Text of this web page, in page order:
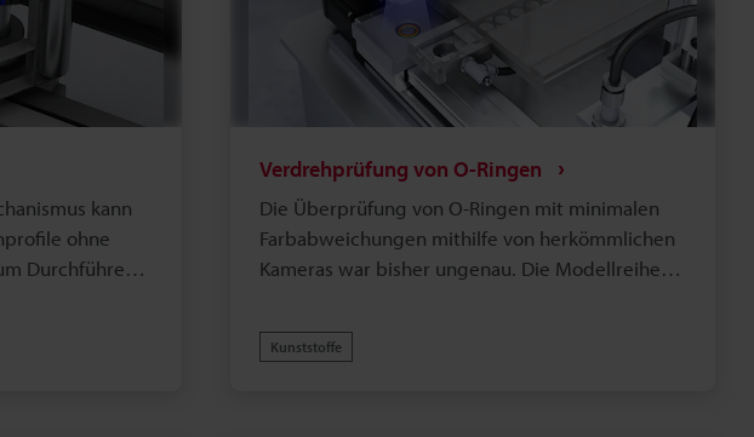
kann
ohne
Durchführen
Verdrehprüfung von O-Ringen
Die Überprüfung von O-Ringen mit minimalen
Farbabweichungen mithilfe von herkömmlichen
Kameras war bisher ungenau. Die Modellreihe
Basis von Höhenunterschieden statt der Farbe zu
erkennen. So wird der Versand fehlerhafter
Kunststoffe